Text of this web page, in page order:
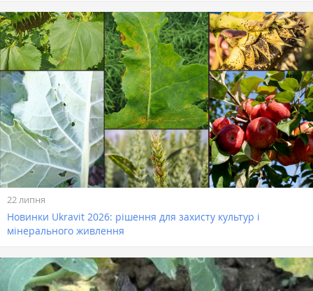
22 липня
Новинки Ukravit 2026: рішення для захисту культур і
мінерального живлення